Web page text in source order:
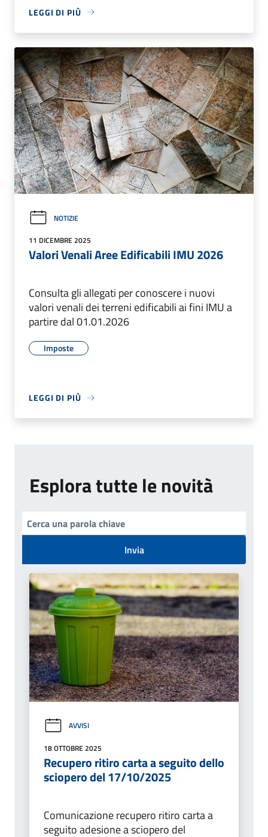
LEGGI DI PIÙ
NOTIZIE
11 DICEMBRE 2025
Valori Venali Aree Edificabili IMU 2026
Consulta gli allegati per conoscere i nuovi
valori venali dei terreni edificabili ai fini IMU a
partire dal 01.01.2026
Imposte
LEGGI DI PIÙ
Esplora tutte le novità
Invia
AVVISI
18 OTTOBRE 2025
Recupero ritiro carta a seguito dello
sciopero del 17/10/2025
Comunicazione recupero ritiro carta a
seguito adesione a sciopero del